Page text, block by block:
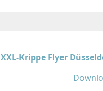
XXL-Krippe Flyer